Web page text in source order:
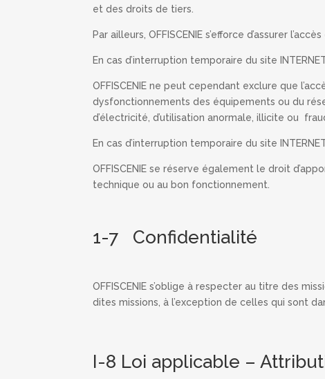
et des droits de tiers.
Par ailleurs, OFFISCENIE s’efforce d’assurer
En cas d’interruption temporaire du site
OFFISCENIE ne peut cependant exclure que
dysfonctionnements des équipements ou du
d’électricité, d’utilisation anormale, illicite ou
En cas d’interruption temporaire du site
OFFISCENIE se réserve également le droit
technique ou au bon fonctionnement.
1-7 Confidentialité
OFFISCENIE s’oblige à respecter au titre des
dites missions, à l’exception de celles qui sont
I-8 Loi applicable –